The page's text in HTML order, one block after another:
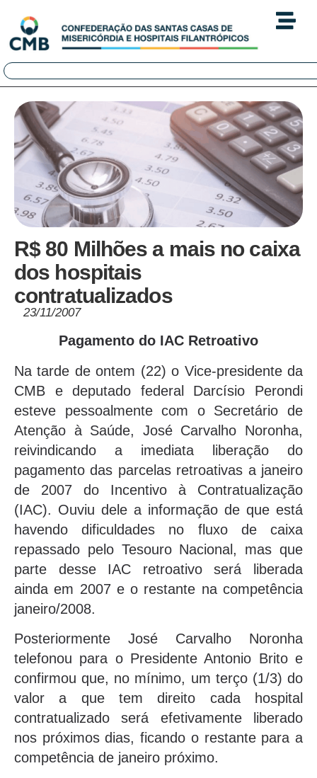
R$ 80 Milhões a mais no caixa
dos hospitais
contratualizados
23/11/2007
Pagamento do IAC Retroativo
Na tarde de ontem (22) o Vice-presidente da
CMB e deputado federal Darcísio Perondi
esteve pessoalmente com o Secretário de
Atenção à Saúde, José Carvalho Noronha,
reivindicando a imediata liberação do
pagamento das parcelas retroativas a janeiro
de 2007 do Incentivo à Contratualização
(IAC). Ouviu dele a informação de que está
havendo dificuldades no fluxo de caixa
repassado pelo Tesouro Nacional, mas que
parte desse IAC retroativo será liberada
ainda em 2007 e o restante na competência
janeiro/2008.
Posteriormente José Carvalho Noronha
telefonou para o Presidente Antonio Brito e
confirmou que, no mínimo, um terço (1/3) do
valor a que tem direito cada hospital
contratualizado será efetivamente liberado
nos próximos dias, ficando o restante para a
competência de janeiro próximo.